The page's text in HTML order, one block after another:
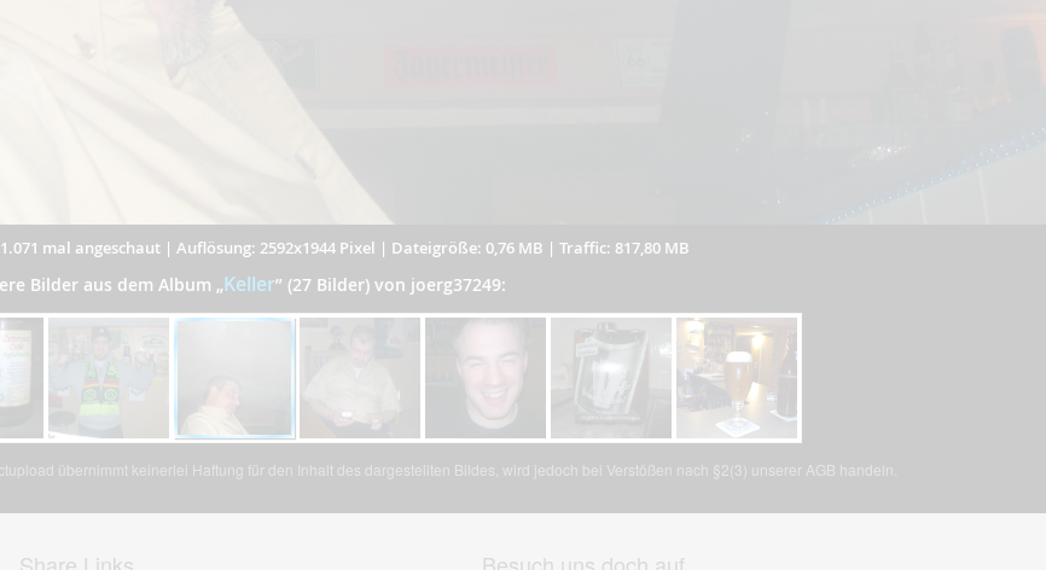
1.071 mal angeschaut| Auflösung: 2592x1944 Pixel | Dateigröße: 0,76 MB | Traffic: 817,80 MB
Bilder aus dem Album „Keller” (27 Bilder) von joerg37249:
übernimmt keinerlei Haftung für den Inhalt des dargestellten Bildes, wird jedoch bei Verstößen nach §2(3) unserer AGB handeln.